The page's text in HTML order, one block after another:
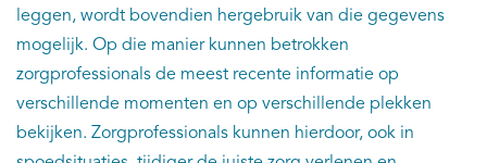
leggen, wordt bovendien hergebruik van die gegevens
mogelijk. Op die manier kunnen betrokken
zorgprofessionals de meest recente informatie op
verschillende momenten en op verschillende plekken
bekijken. Zorgprofessionals kunnen hierdoor, ook in